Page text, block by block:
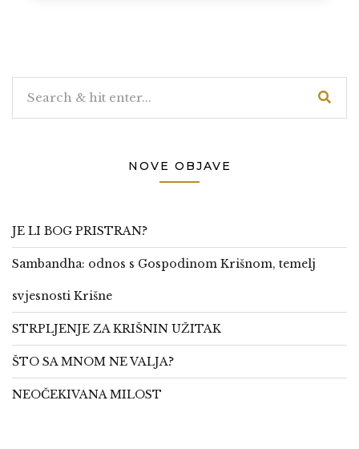
NOVE OBJAVE
JE LI BOG PRISTRAN?
Sambandha: odnos s Gospodinom Krišnom, temelj
svjesnosti Krišne
STRPLJENJE ZA KRIŠNIN UŽITAK
ŠTO SA MNOM NE VALJA?
NEOČEKIVANA MILOST